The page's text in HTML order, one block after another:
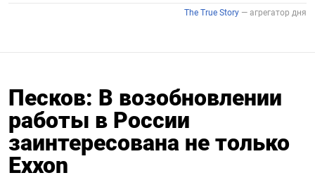
Песков: В возобновлении
работы в России
заинтересована не только
Exxon